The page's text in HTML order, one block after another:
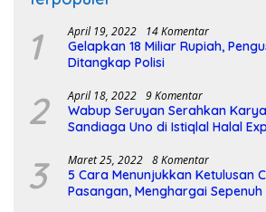
1 April 19, 2022 14 Komentar
Gelapkan 18 Miliar Rupiah,
Ditangkap Polisi
2 April 18, 2022 9 Komentar
Wabup Seruyan Serahkan
Sandiaga Uno di Istiqlal Halal
3 Maret 25, 2022 8 Komentar
5 Cara Menunjukkan Ketulusan
Pasangan, Menghargai Sepenuh